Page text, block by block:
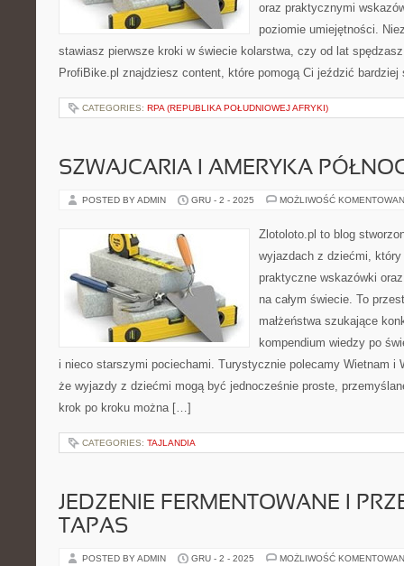
oraz praktycznymi
poziomie umiejętności.
stawiasz pierwsze kroki w świecie kolarstwa, czy od lat
ProfiBike.pl znajdziesz content, które pomogą Ci jeździć
CATEGORIES: RPA (REPUBLIKA POŁUDNIOWEJ AFRYKI)
SZWAJCARIA I AMERYKA
POSTED BY ADMIN GRU - 2 - 2025 MOŻLIWOŚĆ
Zlotoloto.pl to blog
wyjazdach z dziećmi, który
praktyczne wskazówki
na całym świecie. To
małżeństwa szukające
kompendium wiedzy po
i nieco starszymi pociechami. Turystycznie polecamy Wietnam i
że wyjazdy z dziećmi mogą być jednocześnie proste,
krok po kroku można […]
CATEGORIES: TAJLANDIA
JEDZENIE FERMENTOWANE I
TAPAS
POSTED BY ADMIN GRU - 2 - 2025 MOŻLIWOŚĆ